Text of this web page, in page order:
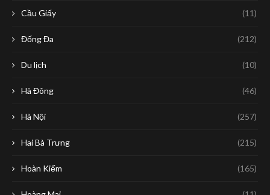
Cầu Giấy (11)
Đống Đa (212)
Du lịch (10)
Hà Đông (46)
Hà Nội (257)
Hai Bà Trưng (215)
Hoàn Kiếm (165)